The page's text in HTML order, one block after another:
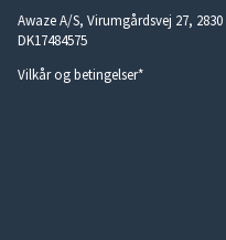
Awaze A/S, Virumgårdsvej 27,
DK17484575
Vilkår og betingelser*